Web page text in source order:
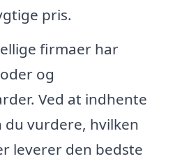
pris.
firmaer har
og
Ved at indhente
vurdere, hvilken
leverer den bedste